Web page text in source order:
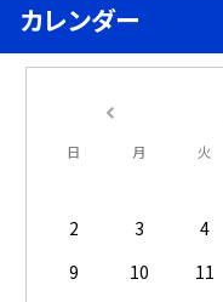
カレンダー
日 月 火
2
3 4
9
10 11